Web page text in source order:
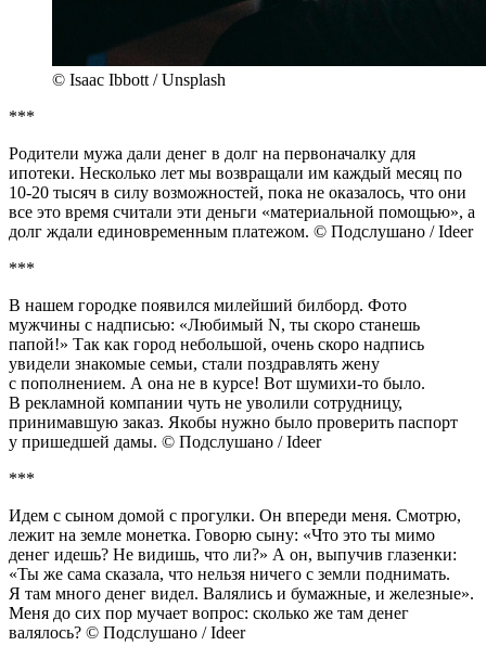
© Isaac Ibbott / Unsplash
***
Родители мужа дали денег в долг на первоначалку для
ипотеки. Несколько лет мы возвращали им каждый месяц по
10-20 тысяч в силу возможностей, пока не оказалось, что они
все это время считали эти деньги «материальной помощью», а
долг ждали единовременным платежом. © Подслушано / Ideer
***
В нашем городке появился милейший билборд. Фото
мужчины с надписью: «Любимый N, ты скоро станешь
папой!» Так как город небольшой, очень скоро надпись
увидели знакомые семьи, стали поздравлять жену
с пополнением. А она не в курсе! Вот шумихи-то было.
В рекламной компании чуть не уволили сотрудницу,
принимавшую заказ. Якобы нужно было проверить паспорт
у пришедшей дамы. © Подслушано / Ideer
***
Идем с сыном домой с прогулки. Он впереди меня. Смотрю,
лежит на земле монетка. Говорю сыну: «Что это ты мимо
денег идешь? Не видишь, что ли?» А он, выпучив глазенки:
«Ты же сама сказала, что нельзя ничего с земли поднимать.
Я там много денег видел. Валялись и бумажные, и железные».
Меня до сих пор мучает вопрос: сколько же там денег
валялось? © Подслушано / Ideer